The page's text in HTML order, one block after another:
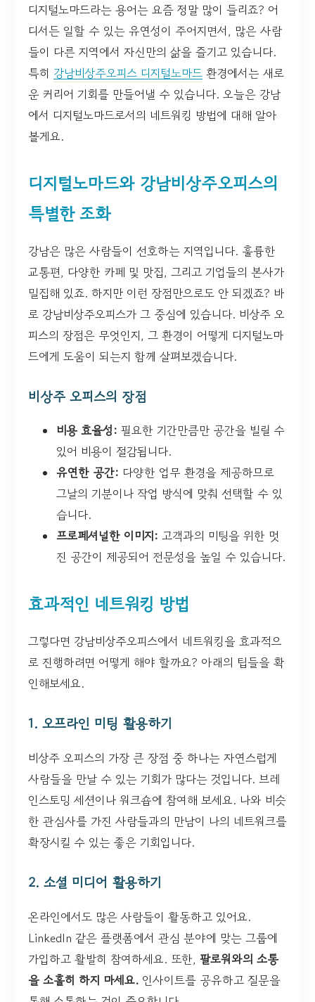
디지털노마드라는 용어는 요즘 정말 많이 들리죠? 어
디서든 일할 수 있는 유연성이 주어지면서, 많은 사람
들이 다른 지역에서 자신만의 삶을 즐기고 있습니다.
특히 강남비상주오피스 디지털노마드 환경에서는 새로
운 커리어 기회를 만들어낼 수 있습니다. 오늘은 강남
에서 디지털노마드로서의 네트워킹 방법에 대해 알아
볼게요.
디지털노마드와 강남비상주오피스의
특별한 조화
강남은 많은 사람들이 선호하는 지역입니다. 훌륭한
교통편, 다양한 카페 및 맛집, 그리고 기업들의 본사가
밀집해 있죠. 하지만 이런 장점만으로도 안 되겠죠? 바
로 강남비상주오피스가 그 중심에 있습니다. 비상주 오
피스의 장점은 무엇인지, 그 환경이 어떻게 디지털노마
드에게 도움이 되는지 함께 살펴보겠습니다.
비상주 오피스의 장점
비용 효율성: 필요한 기간만큼만 공간을 빌릴 수
있어 비용이 절감됩니다.
유연한 공간: 다양한 업무 환경을 제공하므로
그날의 기분이나 작업 방식에 맞춰 선택할 수 있
습니다.
프로페셔널한 이미지: 고객과의 미팅을 위한 멋
진 공간이 제공되어 전문성을 높일 수 있습니다.
효과적인 네트워킹 방법
그렇다면 강남비상주오피스에서 네트워킹을 효과적으
로 진행하려면 어떻게 해야 할까요? 아래의 팁들을 확
인해보세요.
1. 오프라인 미팅 활용하기
비상주 오피스의 가장 큰 장점 중 하나는 자연스럽게
사람들을 만날 수 있는 기회가 많다는 것입니다. 브레
인스토밍 세션이나 워크숍에 참여해 보세요. 나와 비슷
한 관심사를 가진 사람들과의 만남이 나의 네트워크를
확장시킬 수 있는 좋은 기회입니다.
2. 소셜 미디어 활용하기
온라인에서도 많은 사람들이 활동하고 있어요.
LinkedIn 같은 플랫폼에서 관심 분야에 맞는 그룹에
가입하고 활발히 참여하세요. 또한, 팔로워와의 소통
을 소홀히 하지 마세요. 인사이트를 공유하고 질문을